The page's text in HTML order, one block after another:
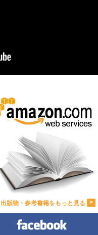
出版物・参考書籍をもっと見る >